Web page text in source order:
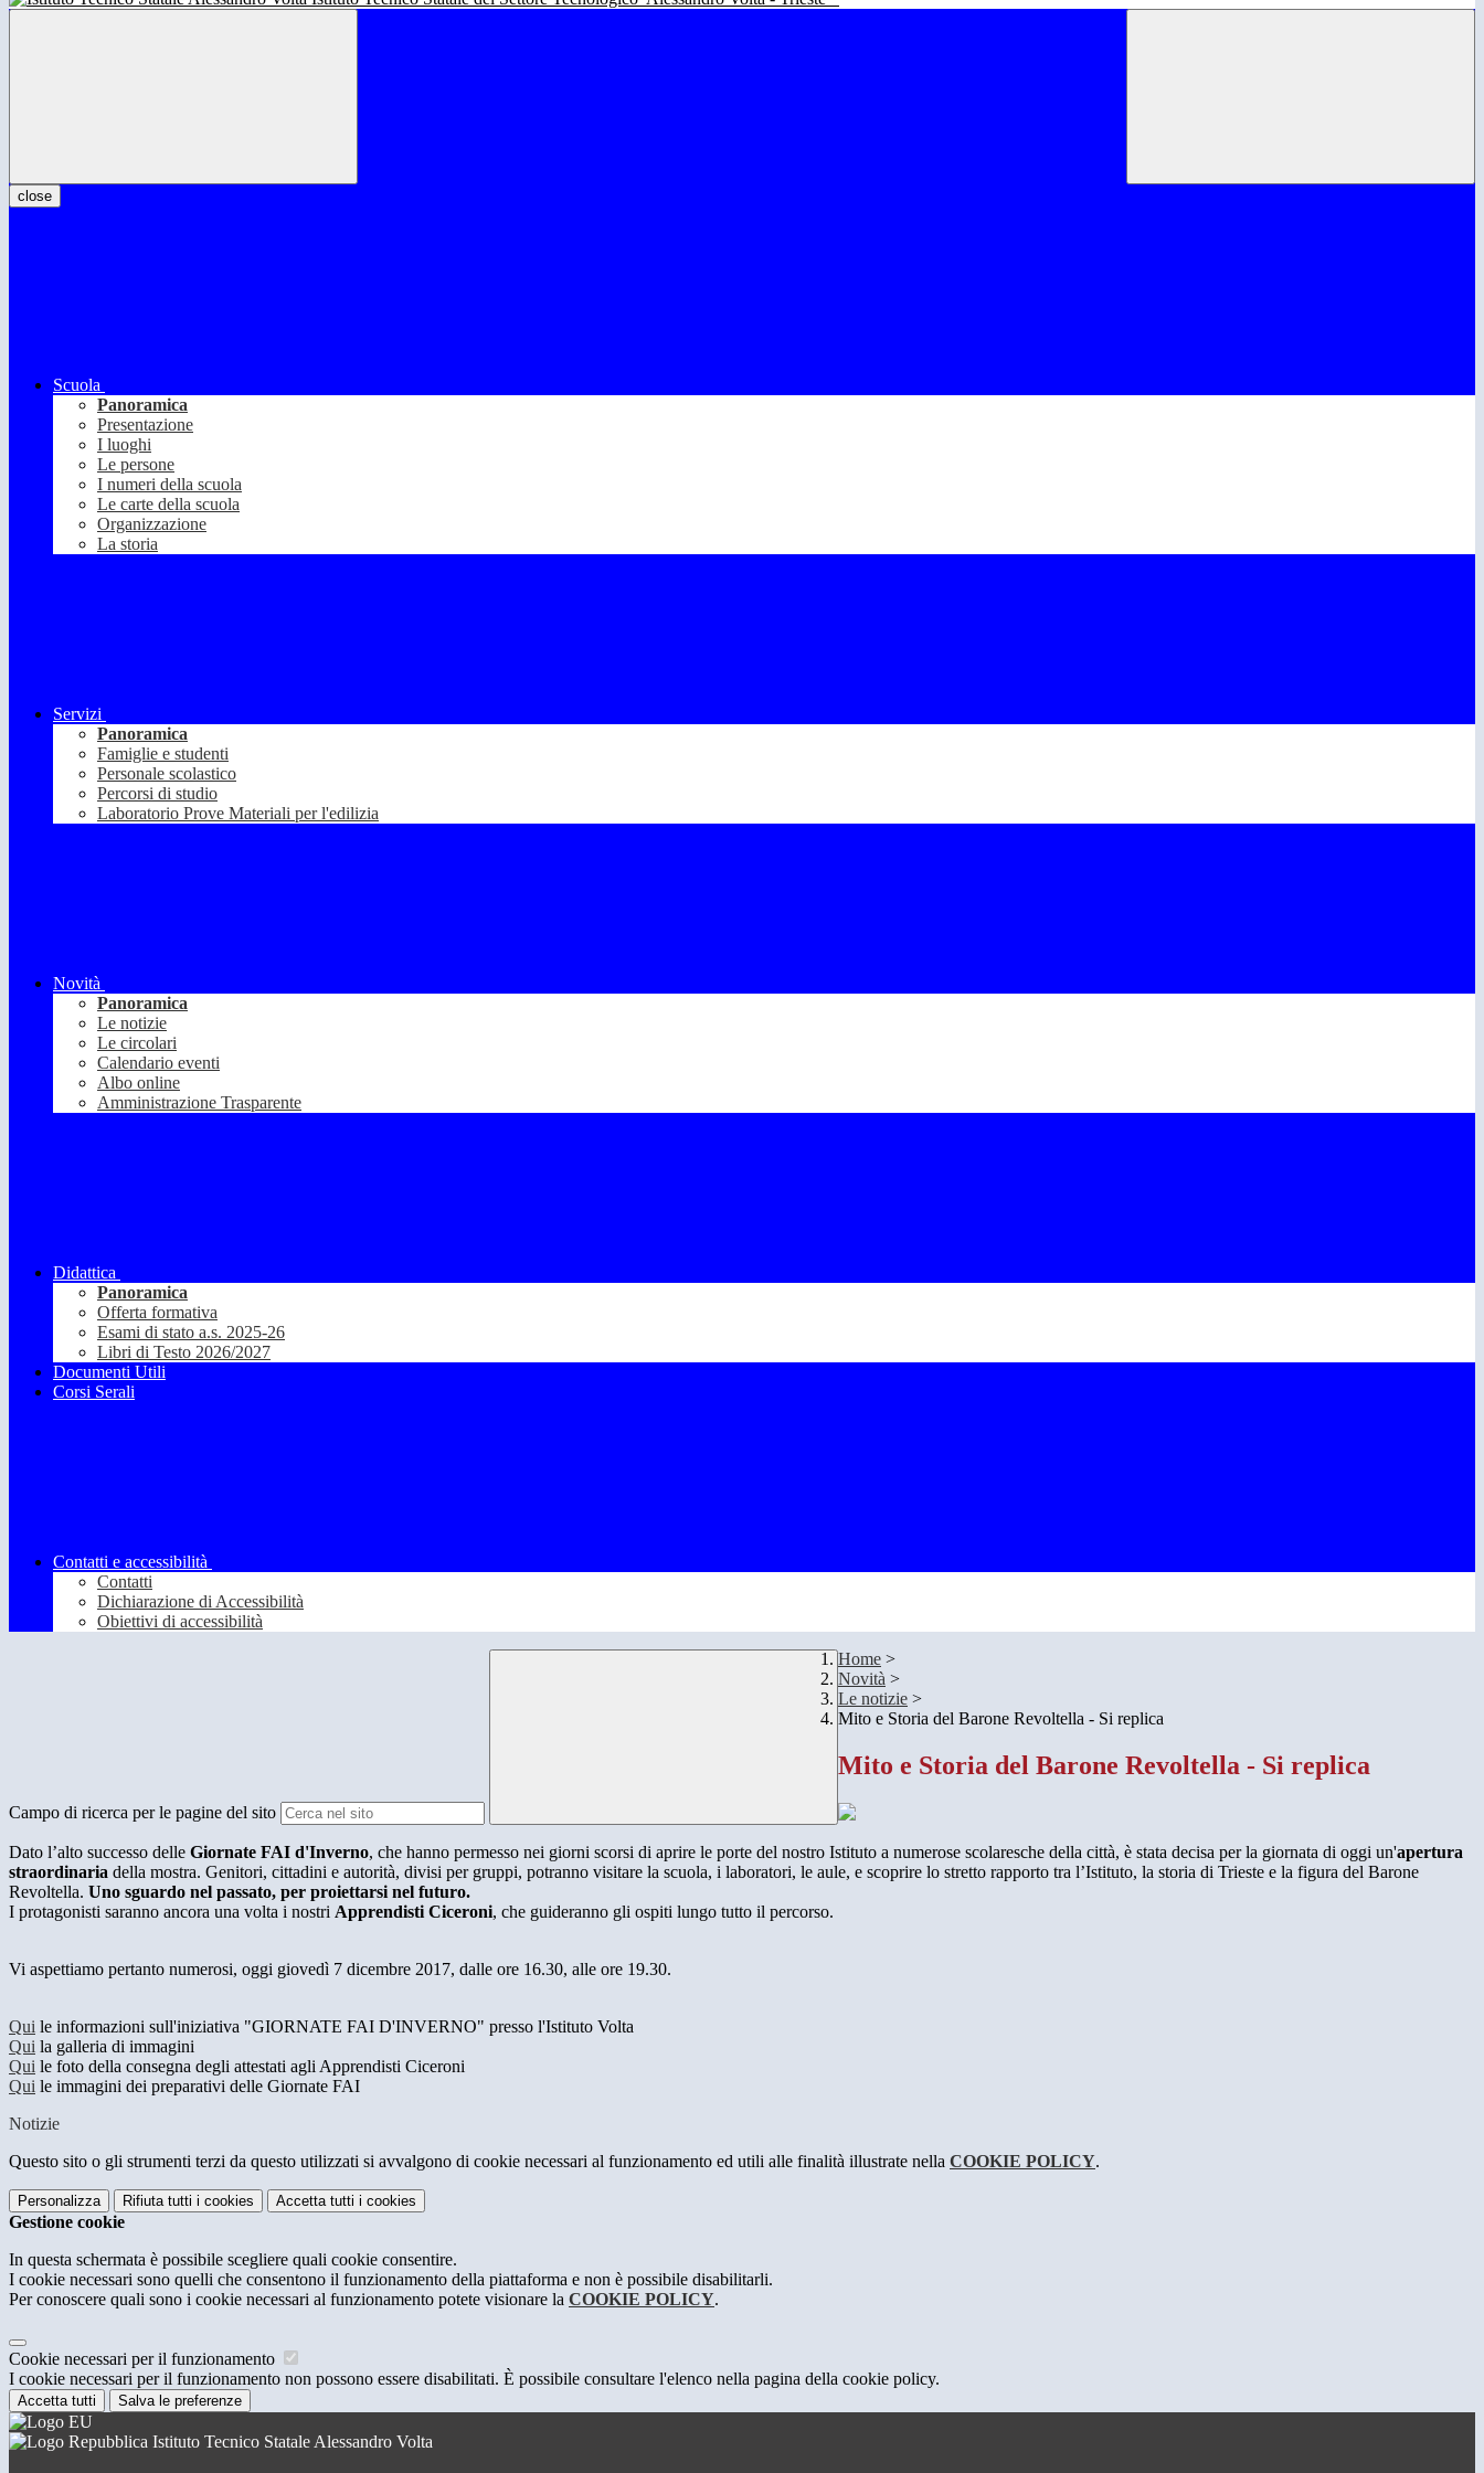
close
Scuola
Panoramica
Presentazione
I luoghi
Le persone
I numeri della scuola
Le carte della scuola
Organizzazione
La storia
Servizi
Panoramica
Famiglie e studenti
Personale scolastico
Percorsi di studio
Laboratorio Prove Materiali per l'edilizia
Novità
Panoramica
Le notizie
Le circolari
Calendario eventi
Albo online
Amministrazione Trasparente
Didattica
Panoramica
Offerta formativa
Esami di stato a.s. 2025-26
Libri di Testo 2026/2027
Documenti Utili
Corsi Serali
Contatti e accessibilità
Contatti
Dichiarazione di Accessibilità
Obiettivi di accessibilità
Campo di ricerca per le pagine del sito
Home >
Novità >
Le notizie >
Mito e Storia del Barone Revoltella - Si replica
Mito e Storia del Barone Revoltella - Si replica
Dato l’alto successo delle Giornate FAI d'Inverno, che hanno permesso nei giorni scorsi di aprire le porte del nostro Istituto a numerose scolaresche della città, è stata decisa per la giornata di oggi un'apertura
straordinaria della mostra. Genitori, cittadini e autorità, divisi per gruppi, potranno visitare la scuola, i laboratori, le aule, e scoprire lo stretto rapporto tra l’Istituto, la storia di Trieste e la figura del Barone
Revoltella. Uno sguardo nel passato, per proiettarsi nel futuro.
I protagonisti saranno ancora una volta i nostri Apprendisti Ciceroni, che guideranno gli ospiti lungo tutto il percorso.
Vi aspettiamo pertanto numerosi, oggi giovedì 7 dicembre 2017, dalle ore 16.30, alle ore 19.30.
Qui le informazioni sull'iniziativa "GIORNATE FAI D'INVERNO" presso l'Istituto Volta
Qui la galleria di immagini
Qui le foto della consegna degli attestati agli Apprendisti Ciceroni
Qui le immagini dei preparativi delle Giornate FAI
Notizie
Questo sito o gli strumenti terzi da questo utilizzati si avvalgono di cookie necessari al funzionamento ed utili alle finalità illustrate nella COOKIE POLICY.
Personalizza Rifiuta tutti i cookies Accetta tutti i cookies
Gestione cookie
In questa schermata è possibile scegliere quali cookie consentire.
I cookie necessari sono quelli che consentono il funzionamento della piattaforma e non è possibile disabilitarli.
Per conoscere quali sono i cookie necessari al funzionamento potete visionare la COOKIE POLICY.
Cookie necessari per il funzionamento
I cookie necessari per il funzionamento non possono essere disabilitati. È possibile consultare l'elenco nella pagina della cookie policy.
Accetta tutti Salva le preferenze
Istituto Tecnico Statale Alessandro Volta